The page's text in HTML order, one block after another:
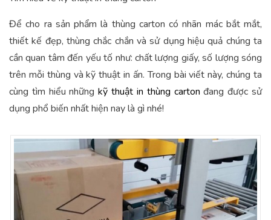
Để cho ra sản phẩm là thùng carton có nhãn mác bắt mắt,
thiết kế đẹp, thùng chắc chắn và sử dụng hiệu quả chúng ta
cần quan tâm đến yếu tố như: chất lượng giấy, số lượng sóng
trên mỗi thùng và kỹ thuật in ấn. Trong bài viết này, chúng ta
cùng tìm hiểu nhữngkỹ thuật in thùng carton đang được sử
dụng phổ biến nhất hiện nay là gì nhé!